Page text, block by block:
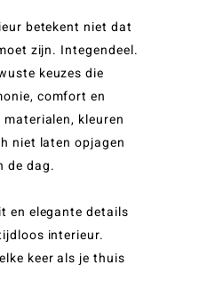
betekent niet dat
zijn. Integendeel.
keuzes die
comfort en
kleuren
niet laten opjagen
de dag.
en elegante details
interieur.
keer als je thuis